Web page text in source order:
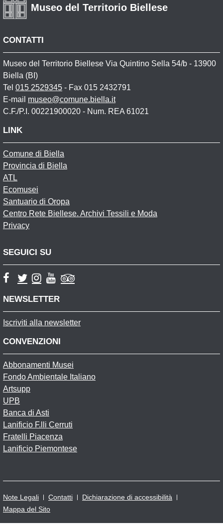
Museo del Territorio Biellese
CONTATTI
Museo del Territorio Biellese Via Quintino Sella 54/b - 13900
Biella (BI)
Tel 015 2529345 - Fax 015 2432791
E-mail museo@comune.biella.it
C.F./P.I. 00221900020 - Num. REA 61021
LINK
Comune di Biella
Provincia di Biella
ATL
Ecomusei
Santuario di Oropa
Centro Rete Biellese. Archivi Tessili e Moda
Privacy
SEGUICI SU
NEWSLETTER
Iscriviti alla newsletter
CONVENZIONI
Abbonamenti Musei
Fondo Ambientale Italiano
Artsupp
UPB
Banca di Asti
Lanificio F.lli Cerruti
Fratelli Piacenza
Lanificio Piemontese
Note Legali Contatti
Dichiarazione di accessibilità
Mappa del Sito